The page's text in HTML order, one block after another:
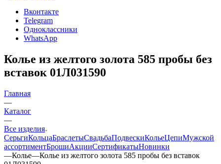
Вконтакте
Telegram
Одноклассники
WhatsApp
Колье из желтого золота 585 пробы без
вставок 01Л031590
Главная
—
Каталог
—
Все изделия
СерьгиКольцаБраслетыСвадьбаПодвескиКольеЦепиМужской
ассортиментБрошиАкцииСертификатыНовинки
—Колье—Колье из желтого золота 585 пробы без вставок